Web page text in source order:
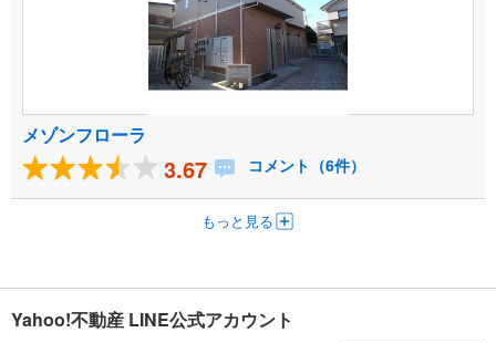
メゾンフローラ
3.67 コメント（6件）
もっと見る
Yahoo!不動産 LINE公式アカウント